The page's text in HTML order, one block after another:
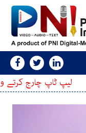
وقت یہ غلطیاں نہ